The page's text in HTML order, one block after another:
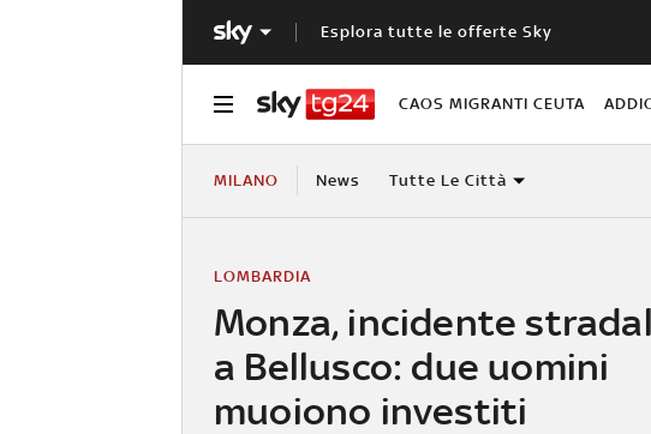
Esplora tutte le offerte Sky
CAOS MIGRANTI CEUTA
MILANO News Tutte Le Città
Monza, incidente
a Bellusco: due uomini
muoiono investiti
LOMBARDIA